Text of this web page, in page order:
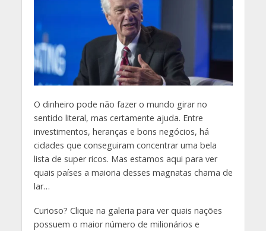
O dinheiro pode não fazer o mundo girar no
sentido literal, mas certamente ajuda. Entre
investimentos, heranças e bons negócios, há
cidades que conseguiram concentrar uma bela
lista de super ricos. Mas estamos aqui para ver
quais países a maioria desses magnatas chama de
lar…
Curioso? Clique na galeria para ver quais nações
possuem o maior número de milionários e